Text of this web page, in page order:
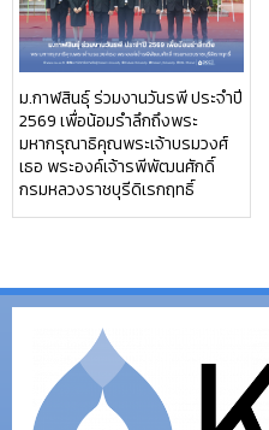
ม.กาฬสินธุ์ ร่วมงานวันรพี ประจำปี
2569 เพื่อน้อมรำลึกถึงพระ
มหากรุณาธิคุณพระเจ้าบรมวงศ์
เธอ พระองค์เจ้ารพีพัฒนศักดิ์
กรมหลวงราชบุรีดิเรกฤทธิ์